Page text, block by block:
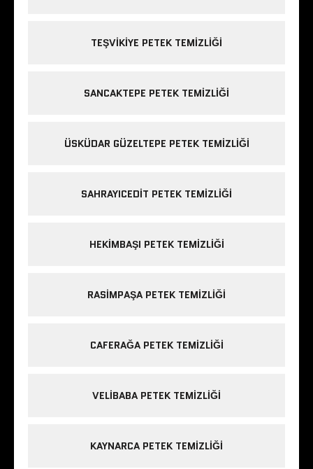
TEŞVIKIYE PETEK TEMIZLIĞI
SANCAKTEPE PETEK TEMIZLIĞI
ÜSKÜDAR GÜZELTEPE PETEK TEMIZLIĞI
SAHRAYICEDIT PETEK TEMIZLIĞI
HEKIMBAŞI PETEK TEMIZLIĞI
RASIMPAŞA PETEK TEMIZLIĞI
CAFERAĞA PETEK TEMIZLIĞI
VELIBABA PETEK TEMIZLIĞI
KAYNARCA PETEK TEMIZLIĞI